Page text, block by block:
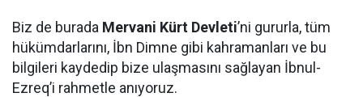
Biz de burada Mervani Kürt Devleti’ni gururla, tüm
hükümdarlarını, İbn Dimne gibi kahramanları ve bu
bilgileri kaydedip bize ulaşmasını sağlayan İbnul-
Ezreq’i rahmetle anıyoruz.